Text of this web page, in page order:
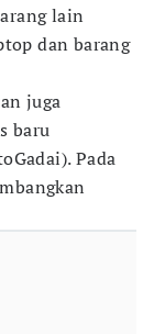
lain
dan barang
juga
baru
Pada